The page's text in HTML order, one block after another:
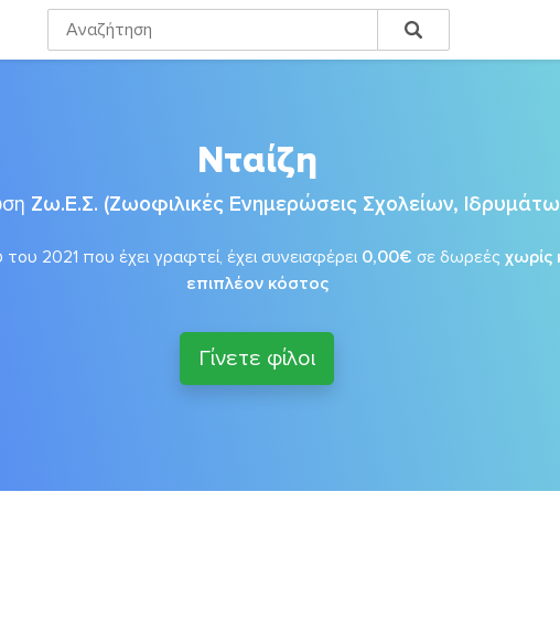
Νταίζη
Ζω.Ε.Σ. (Ζωοφιλικές Ενημερώσεις Σχολείων,
2021 που έχει γραφτεί, έχει συνεισφέρει 0,00€ σε δωρεές χωρίς
επιπλέον κόστος
Γίνετε φίλοι